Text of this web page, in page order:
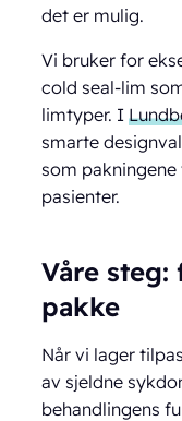
det er mulig.
Vi bruker for
cold seal-lim
limtyper. I
smarte
som
pasienter.
Våre
pakke
Når vi lager
av sjeldne
behandlingens